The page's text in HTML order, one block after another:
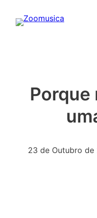
para
Porque
23 de Outubro de